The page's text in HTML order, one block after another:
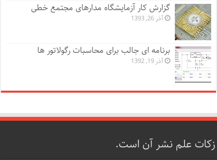
گزارش کار آزمایشگاه مدارهای مجتمع خطی
آذر 26, 1393
برنامه ای جالب برای محاسبات رگولاتور ها
آذر 19, 1392
زکات علم نشر آن است.